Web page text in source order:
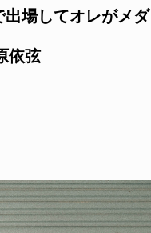
場してオレがメダ
依弦